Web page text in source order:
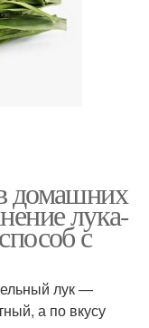
домашних
лука-
с
лук —
а по вкусу